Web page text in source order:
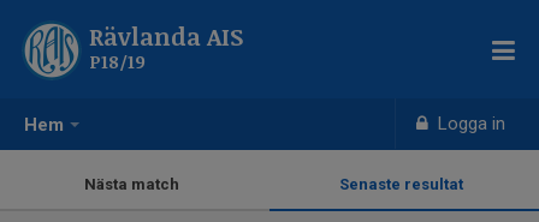
Hem Logga in
Rävlanda AIS
P18/19
Nästa match Senaste resultat